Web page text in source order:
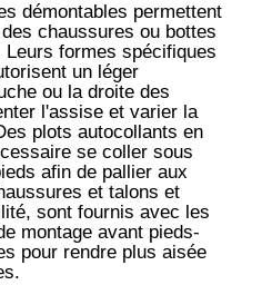
démontables permettent
chaussures ou bottes
formes spécifiques
un léger
ou la droite des
l'assise et varier la
plots autocollants en
se coller sous
afin de pallier aux
et talons et
sont fournis avec les
montage avant pieds-
pour rendre plus aisée